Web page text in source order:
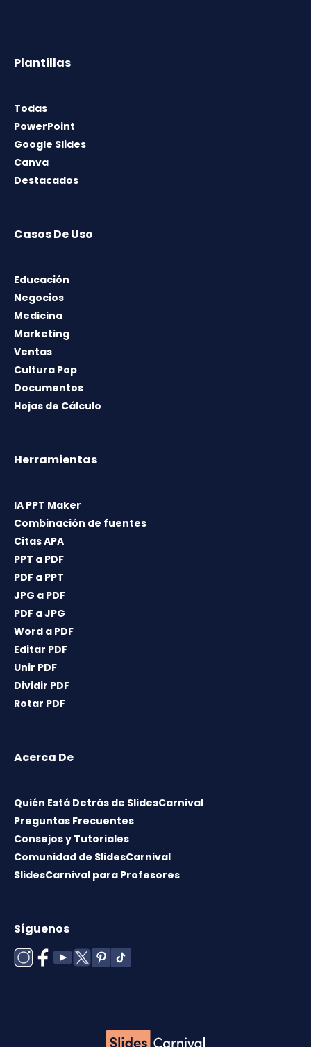
Plantillas
Todas
PowerPoint
Google Slides
Canva
Destacados
Casos De Uso
Educación
Negocios
Medicina
Marketing
Ventas
Cultura Pop
Documentos
Hojas de Cálculo
Herramientas
IA PPT Maker
Combinación de fuentes
Citas APA
PPT a PDF
PDF a PPT
JPG a PDF
PDF a JPG
Word a PDF
Editar PDF
Unir PDF
Dividir PDF
Rotar PDF
Acerca De
Quién Está Detrás de SlidesCarnival
Preguntas Frecuentes
Consejos y Tutoriales
Comunidad de SlidesCarnival
SlidesCarnival para Profesores
Síguenos